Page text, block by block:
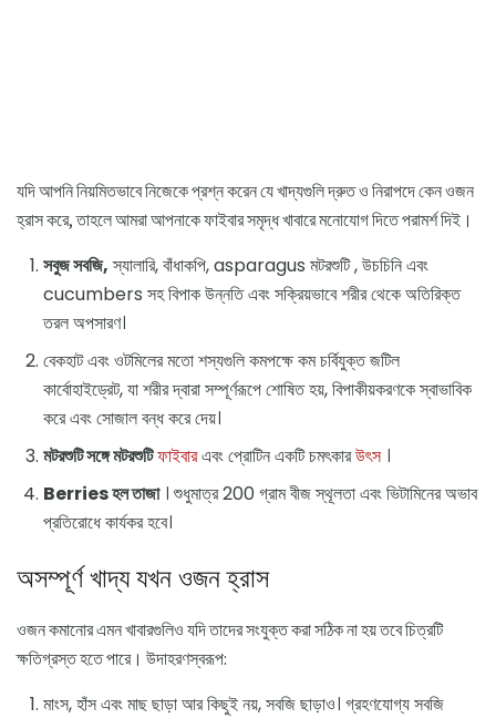
যদি আপনি নিয়মিতভাবে নিজেকে প্রশ্ন করেন যে খাদ্যগুলি দ্রুত ও নিরাপদে কেন ওজন
হ্রাস করে, তাহলে আমরা আপনাকে ফাইবার সমৃদ্ধ খাবারে মনোযোগ দিতে পরামর্শ দিই।
সবুজ সবজি,স্যালারি, বাঁধাকপি, asparagus মটরশুটি , উচচিনি এবং
cucumbers সহ বিপাক উন্নতি এবং সক্রিয়ভাবে শরীর থেকে অতিরিক্ত
তরল অপসারণ।
বেকহাট এবং ওটমিলের মতো শস্যগুলি কমপক্ষে কম চর্বিযুক্ত জটিল
কার্বোহাইড্রেট, যা শরীর দ্বারা সম্পূর্ণরূপে শোষিত হয়, বিপাকীয়করণকে স্বাভাবিক
করে এবং সোজাল বন্ধ করে দেয়।
মটরশুটি সঙ্গে মটরশুটিফাইবারএবং প্রোটিন একটি চমৎকারউৎস।
Berries হল তাজা। শুধুমাত্র 200 গ্রাম বীজ স্থূলতা এবং ভিটামিনের অভাব
প্রতিরোধে কার্যকর হবে।
অসম্পূর্ণ খাদ্য যখন ওজন হ্রাস
ওজন কমানোর এমন খাবারগুলিও যদি তাদের সংযুক্ত করা সঠিক না হয় তবে চিত্রটি
ক্ষতিগ্রস্ত হতে পারে। উদাহরণস্বরূপ:
মাংস, হাঁস এবং মাছ ছাড়া আর কিছুই নয়, সবজি ছাড়াও। গ্রহণযোগ্য সবজি